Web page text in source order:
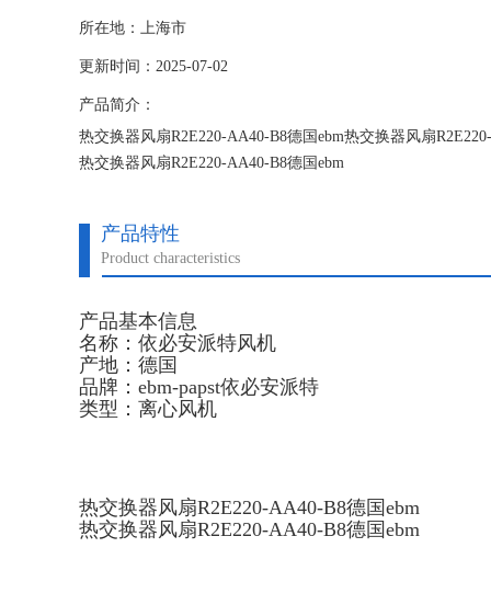
所在地：上海市
更新时间：2025-07-02
产品简介：
热交换器风扇R2E220-AA40-B8德国ebm热交换器风扇
热交换器风扇R2E220-AA40-B8德国ebm
产品特性
Product characteristics
产品基本信息
名称：依必安派特风机
产地：德国
品牌：ebm-papst依必安派特
类型：离心风机
热交换器风扇R2E220-AA40-B8德国ebm
热交换器风扇R2E220-AA40-B8德国ebm